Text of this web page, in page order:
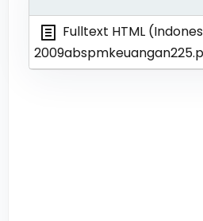
Fulltext HTML